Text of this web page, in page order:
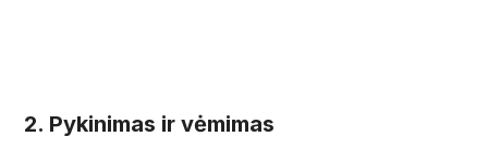
2. Pykinimas ir vėmimas